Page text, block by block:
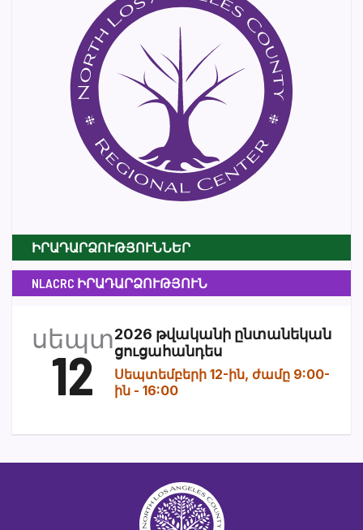
ԻՐԱԴԱՐՁՈՒԹՅՈՒՆՆԵՐ
NLACRC ԻՐԱԴԱՐՁՈՒԹՅՈՒՆ
սեպտ
12
2026 թվականի ընտանեկան
ցուցահանդես
Սեպտեմբերի 12-ին, ժամը 9:00-
ին - 16:00